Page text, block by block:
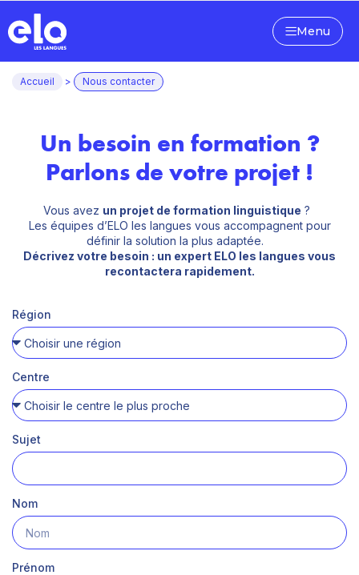
Menu
Accueil > Nous contacter
Un besoin en formation ?
Parlons de votre projet !
Vous avez un projet de formation linguistique ?
Les équipes d’ELO les langues vous accompagnent pour
définir la solution la plus adaptée.
Décrivez votre besoin : un expert ELO les langues vous
recontactera rapidement.
Région
Centre
Sujet
Nom
Prénom